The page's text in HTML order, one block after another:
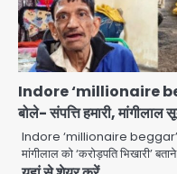
Indore ‘millionaire
बोले- संपत्ति हमारी,
Indore ‘millionaire beggar’
मांगीलाल को ‘करोड़पति भिखारी’